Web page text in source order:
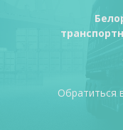
Обратиться